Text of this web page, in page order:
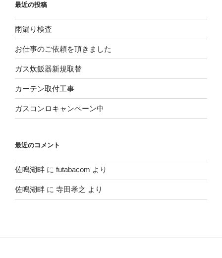
り
最近の投稿
雨漏り検査
お仕事のご依頼を頂きました
ガス炊飯器新規取替
カーテン取付工事
ガスコンロキャンペーン中
最近のコメント
佐鳴湖畔 に futabacom より
佐鳴湖畔 に 寺田孝之 より